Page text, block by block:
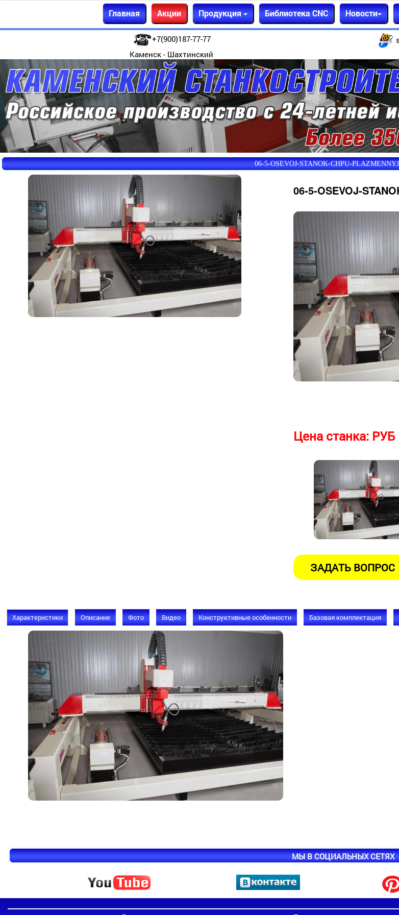
Главная Акции Продукция Библиотека CNC Новости
+7(900)187-77-77
Каменск - Шахтинский
06-5-OSEVOJ-STANOK-CHPU-
06-5-OSEVOJ-
Цена станка: РУБ
Характеристики Описание Фото Видео Конструктивные особенности Базовая комплектация
МЫ В СОЦИАЛЬНЫХ СЕТЯХ